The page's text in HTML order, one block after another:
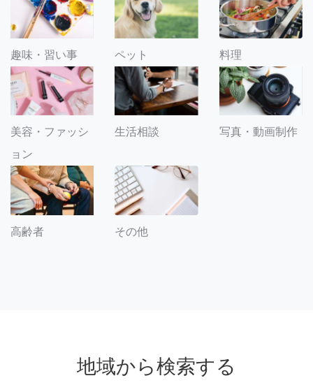
趣味・習い事 ペット 料理
美容・ファッシ
ョン
生活相談 写真・動画制作
高齢者 その他
地域から検索する